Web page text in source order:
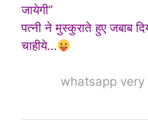
जायेगी”
पत्नी ने मुस्कुराते हुए जबाब
चाहीये…
whatsapp